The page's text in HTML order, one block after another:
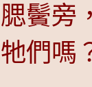
鬢旁
們嗎